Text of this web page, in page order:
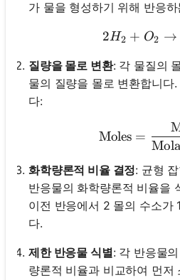
가 물을 형성하기 위해 반응
2
2H2 + O2 →
질량을 몰로 변환: 각 물질의
물의 질량을 몰로 변환합니다
다:
Moles =
화학량론적 비율 결정: 균형
반응물의 화학량론적 비율을
이전 반응에서 2 몰의 수소가
다.
제한 반응물 식별: 각 반응물
량론적 비율과 비교하여 먼저